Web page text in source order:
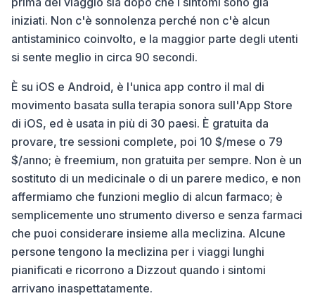
iniziati. Non c'è sonnolenza perché non c'è alcun
antistaminico coinvolto, e la maggior parte degli utenti
si sente meglio in circa 90 secondi.
È su iOS e Android, è l'unica app contro il mal di
movimento basata sulla terapia sonora sull'App Store
di iOS, ed è usata in più di 30 paesi. È gratuita da
provare, tre sessioni complete, poi 10 $/mese o 79
$/anno; è freemium, non gratuita per sempre. Non è un
sostituto di un medicinale o di un parere medico, e non
affermiamo che funzioni meglio di alcun farmaco; è
semplicemente uno strumento diverso e senza farmaci
che puoi considerare insieme alla meclizina. Alcune
persone tengono la meclizina per i viaggi lunghi
pianificati e ricorrono a Dizzout quando i sintomi
arrivano inaspettatamente.